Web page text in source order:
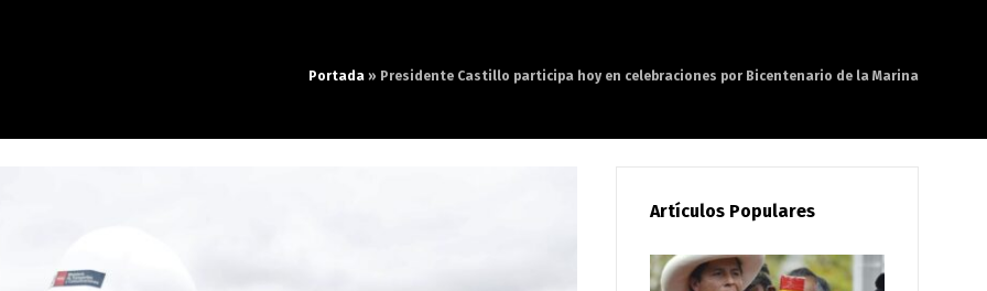
Portada » Presidente Castillo participa hoy en celebraciones por Bicentenario de la Marina
Artículos Populares